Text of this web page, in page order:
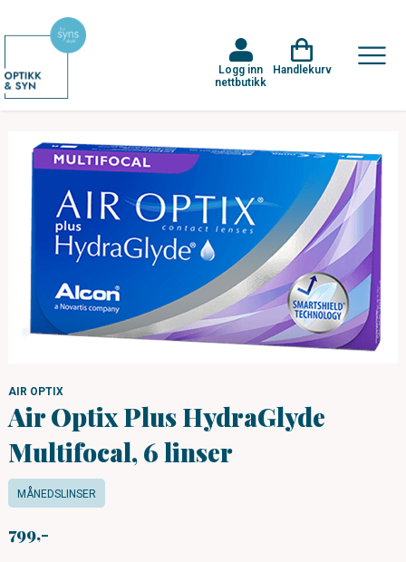
Logg inn
nettbutikk
Handlekurv
AIR OPTIX
Air Optix Plus HydraGlyde
Multifocal, 6 linser
MÅNEDSLINSER
799